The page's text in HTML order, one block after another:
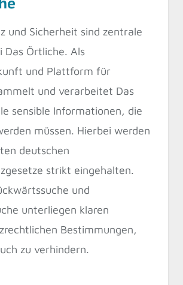
und Sicherheit sind zentrale
Das Örtliche. Als
und Plattform für
und verarbeitet Das
sensible Informationen, die
müssen. Hierbei werden
deutschen
strikt eingehalten.
und
unterliegen klaren
Bestimmungen,
zu verhindern.